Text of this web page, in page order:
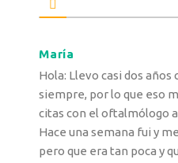
María
Hola: Llevo casi dos
siempre, por lo que eso
citas con el oftalmólogo
Hace una semana fui y
pero que era tan poca y